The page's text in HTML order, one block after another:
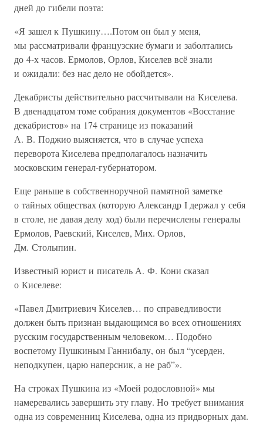
дней до гибели поэта:
«Я зашел к Пушкину….Потом он был у меня,
мы рассматривали французские бумаги и заболтались
до 4-х часов. Ермолов, Орлов, Киселев всё знали
и ожидали: без нас дело не обойдется».
Декабристы действительно рассчитывали на Киселева.
В двенадцатом томе собрания документов «Восстание
декабристов» на 174 странице из показаний
А. В. Поджио выясняется, что в случае успеха
переворота Киселева предполагалось назначить
московским генерал-губернатором.
Еще раньше в собственноручной памятной заметке
о тайных обществах (которую Александр I держал у себя
в столе, не давая делу ход) были перечислены генералы
Ермолов, Раевский, Киселев, Мих. Орлов,
Дм. Столыпин.
Известный юрист и писатель А. Ф. Кони сказал
о Киселеве:
«Павел Дмитриевич Киселев… по справедливости
должен быть признан выдающимся во всех отношениях
русским государственным человеком… Подобно
воспетому Пушкиным Ганнибалу, он был “усерден,
неподкупен, царю наперсник, а не раб”».
На строках Пушкина из «Моей родословной» мы
намеревались завершить эту главу. Но требует внимания
одна из современниц Киселева, одна из придворных дам.